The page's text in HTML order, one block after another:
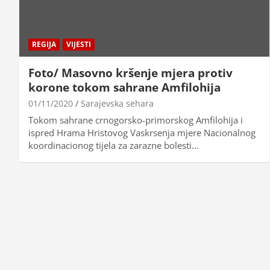
REGIJA VIJESTI
Foto/ Masovno kršenje mjera protiv
korone tokom sahrane Amfilohija
01/11/2020 Sarajevska sehara
Tokom sahrane crnogorsko-primorskog Amfilohija i
ispred Hrama Hristovog Vaskrsenja mjere Nacionalnog
koordinacionog tijela za zarazne bolesti…